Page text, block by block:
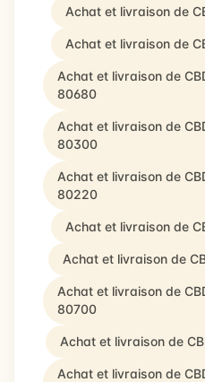
Achat et livraison de
Achat et livraison de
Achat et livraison de
80680
Achat et livraison de
80300
Achat et livraison de
80220
Achat et livraison de
Achat et livraison de
Achat et livraison de
80700
Achat et livraison de
Achat et livraison de